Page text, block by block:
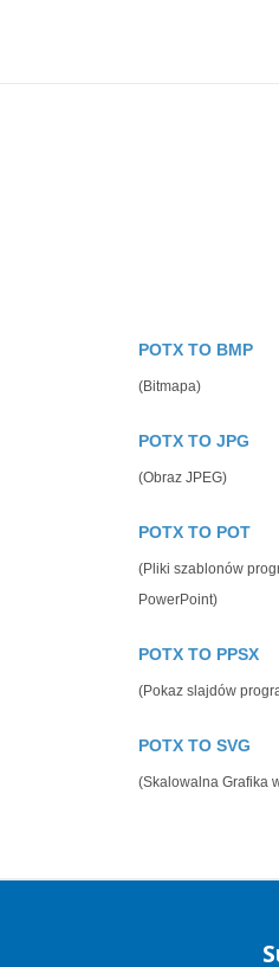
POTX TO BMP
(Bitmapa)
POTX TO JPG
(Obraz JPEG)
POTX TO POT
(Pliki szablonów
PowerPoint)
POTX TO PPSX
(Pokaz slajdów
POTX TO SVG
(Skalowalna Grafika